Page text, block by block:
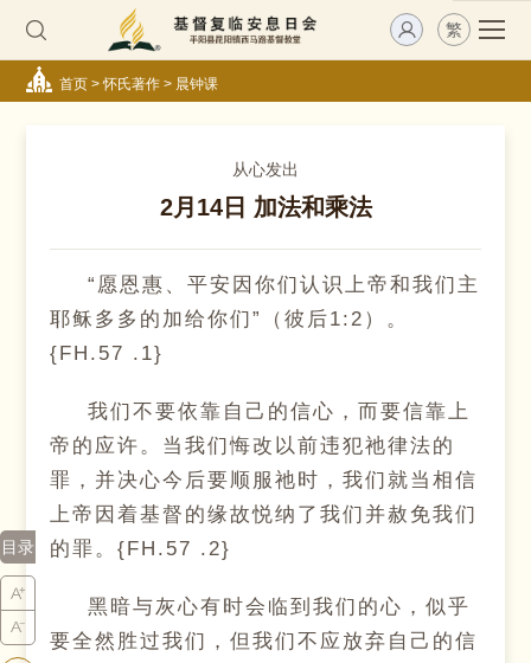
繁
首页>怀氏著作> 晨钟课
从心发出
2月14日 加法和乘法
“愿恩惠、平安因你们认识上帝和我们主
耶稣多多的加给你们”（彼后1:2）。
{FH.57 .1}
我们不要依靠自己的信心，而要信靠上
帝的应许。当我们悔改以前违犯祂律法的
罪，并决心今后要顺服祂时，我们就当相信
上帝因着基督的缘故悦纳了我们并赦免我们
的罪。{FH.57 .2}
黑暗与灰心有时会临到我们的心，似乎
要全然胜过我们，但我们不应放弃自己的信
目录